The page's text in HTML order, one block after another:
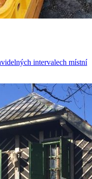
intervalech místní